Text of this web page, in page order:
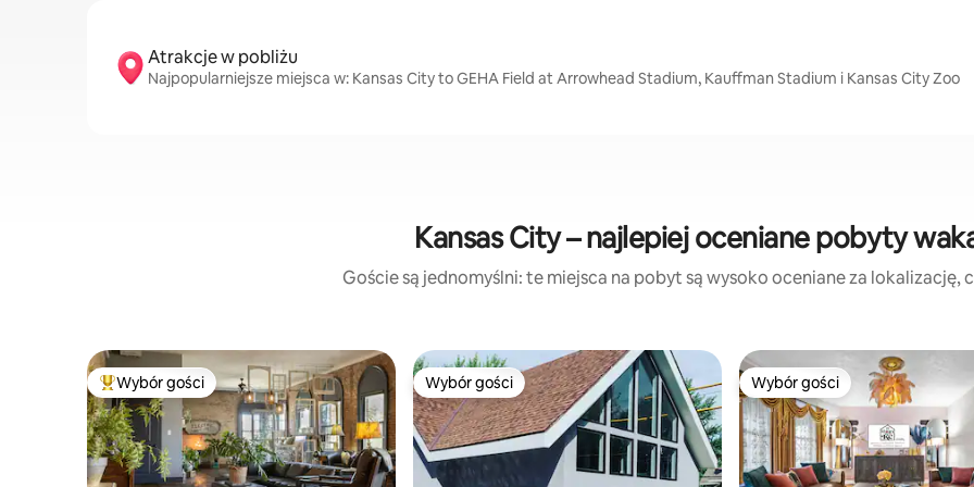
Atrakcje w pobliżu
Najpopularniejsze miejsca w: Kansas City to GEHA Field at Arrowhead Stadium, Kauffman Stadium i Kansas City Zoo
Kansas City – najlepiej oceniane pobyty
Goście są jednomyślni: te miejsca na pobyt są wysoko oceniane za lokalizację,
Najpopularniejsze z kategorii Wybór gości
Wybór gości Wybór gości
Wybór gości Wybór gości
Wybór gości